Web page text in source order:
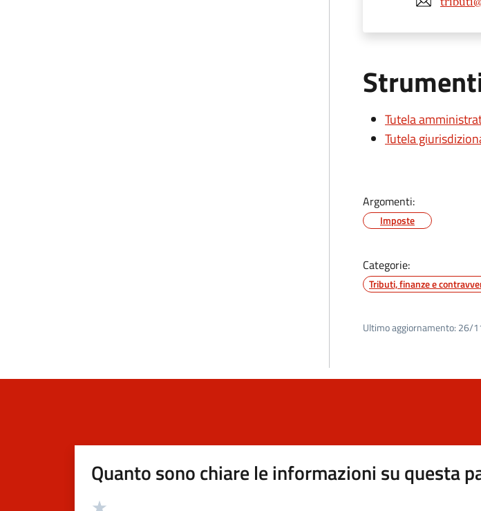
Tutela
Tutela
Argomenti:
Imposte
Categorie:
Tributi, finanze e
Ultimo aggiornamento: 26/
Quanto sono chiare le informazioni su questa
Valutazione